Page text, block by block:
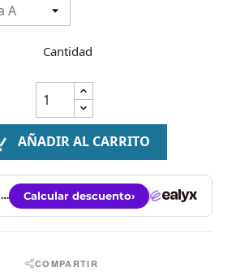
Cantidad
AÑADIR AL CARRITO
COMPARTIR